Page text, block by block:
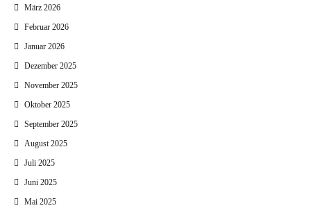
März 2026
Februar 2026
Januar 2026
Dezember 2025
November 2025
Oktober 2025
September 2025
August 2025
Juli 2025
Juni 2025
Mai 2025